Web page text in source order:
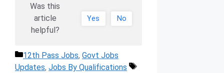
Was this
article
helpful?
Yes No
Categories
12th Pass Jobs, Govt Jobs
Updates, Jobs By Qualifications
Tags